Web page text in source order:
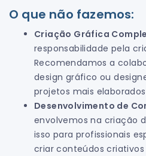
O que não fazemos:
Criação Gráfica
responsabilidade pela
Recomendamos a
design gráfico ou
projetos mais
Desenvolvimento de
envolvemos na criação
isso para profissionais
criar conteúdos